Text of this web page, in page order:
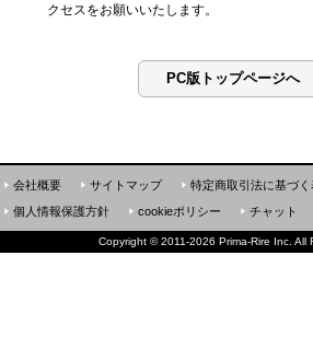
クセスをお願いいたします。
PC版トップページへ
会社概要 サイトマップ 特定商取引法に基づく
個人情報保護方針
cookieポリシー チャット
Copyright ©2011-2026 Prima-Rire Inc. All